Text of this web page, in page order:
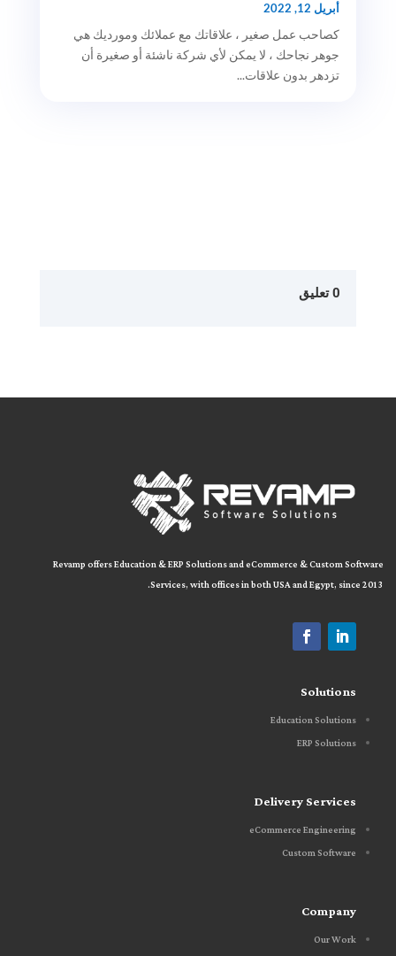
أبريل 12, 2022
كصاحب عمل صغير ، علاقاتك مع عملائك ومورديك هي
جوهر نجاحك ، لا يمكن لأي شركة ناشئة أو صغيرة أن
تزدهر بدون علاقات...
0 تعليق
Revamp offers Education & ERP Solutions and eCommerce & Custom Software
Services, with offices in bothUSA and Egypt, since 2013.
Solutions
Education Solutions
ERP Solutions
Delivery Services
eCommerce Engineering
Custom Software
Company
Our Work